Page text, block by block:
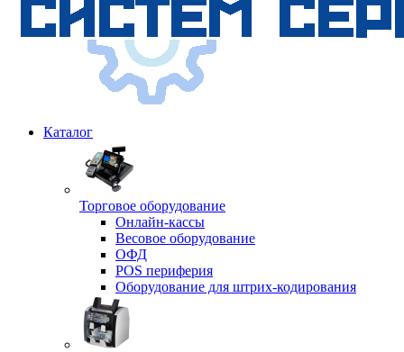
Каталог
Торговое оборудование
Онлайн-кассы
Весовое оборудование
ОФД
POS периферия
Оборудование для штрих-кодирования